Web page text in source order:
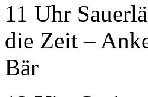
11 Uhr
die Zeit –
Bär